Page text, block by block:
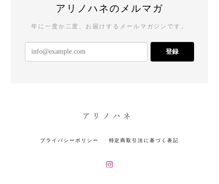
アリノハネのメルマガ
年に一度か二度、お届けするメールマガジンです。
登録
プライバシーポリシー 特定商取引法に基づく表記